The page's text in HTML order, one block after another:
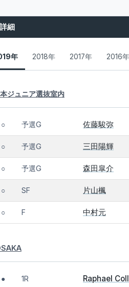
細
年 2018年 2017年 2016年
ジュニア選抜室内
○ 予選G 佐藤駿弥
○ 予選G 三田陽輝
○ 予選G 森田皐介
○ SF 片山楓
○ F 中村元
● 1R Raphael